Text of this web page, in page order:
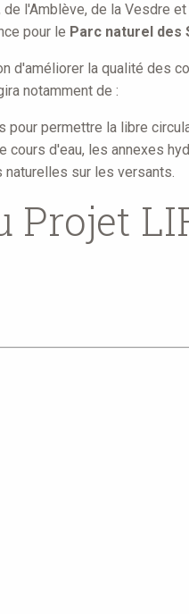
l'Amblève, de la Vesdre et
pour le Parc naturel des
d'améliorer la qualité des
notamment de :
pour permettre la libre
cours d'eau, les annexes
sur les versants.
Projet